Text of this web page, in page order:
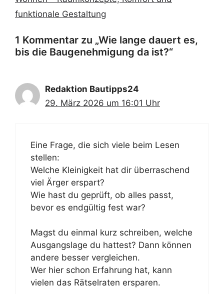
funktionale Gestaltung
1 Kommentar zu „Wie lange dauert es,
bis die Baugenehmigung da ist?“
Redaktion Bautipps24
29. März 2026 um 16:01 Uhr
Eine Frage, die sich viele beim Lesen
stellen:
Welche Kleinigkeit hat dir überraschend
viel Ärger erspart?
Wie hast du geprüft, ob alles passt,
bevor es endgültig fest war?
Magst du einmal kurz schreiben, welche
Ausgangslage du hattest? Dann können
andere besser vergleichen.
Wer hier schon Erfahrung hat, kann
vielen das Rätselraten ersparen.